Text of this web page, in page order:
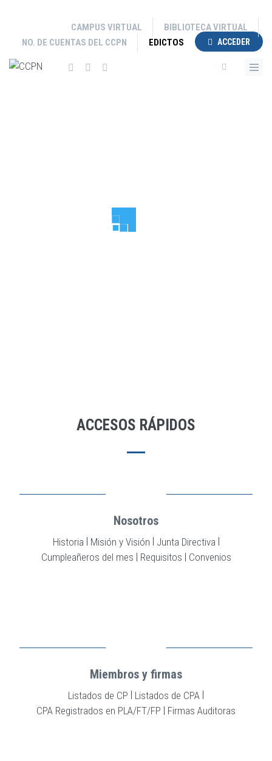
contenido
CAMPUS VIRTUAL
BIBLIOTECA VIRTUAL
NO. DE CUENTAS DEL CCPN
EDICTOS ACCEDER
ACCESOS RÁPIDOS
Nosotros
Historia | Misión y Visión | Junta Directiva |
Cumpleañeros del mes | Requisitos | Convenios
Miembros y firmas
Listados de CP | Listados de CPA |
CPA Registrados en PLA/FT/FP | Firmas Auditoras